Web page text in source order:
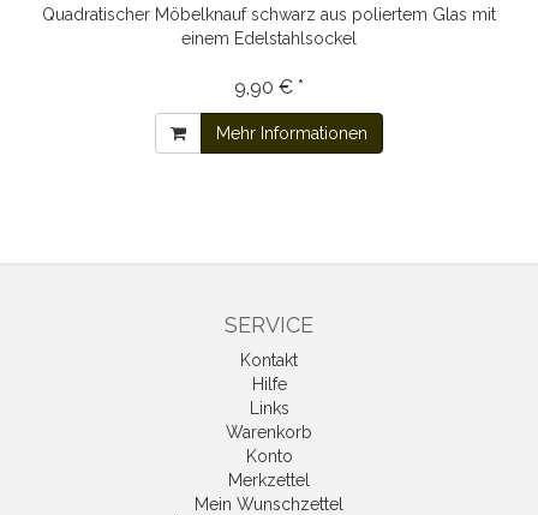
Quadratischer Möbelknauf schwarz aus poliertem Glas mit
einem Edelstahlsockel
9,90 € *
Mehr Informationen
SERVICE
Kontakt
Hilfe
Links
Warenkorb
Konto
Merkzettel
Mein Wunschzettel